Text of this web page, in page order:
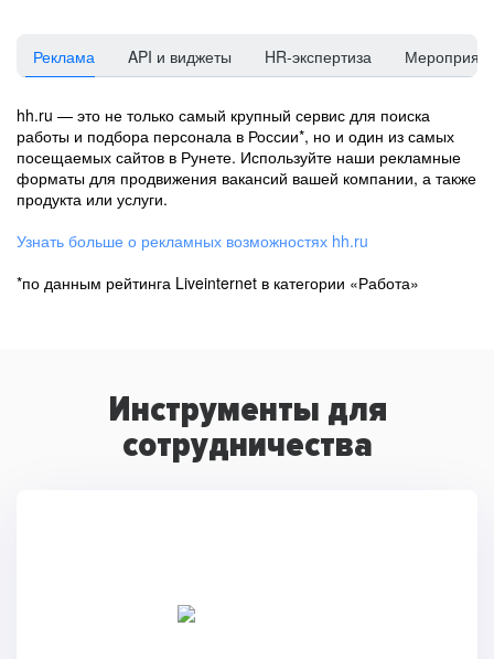
Реклама API и виджеты HR-экспертиза
hh.ru — это не только самый крупный сервис для поиска
работы и подбора персонала в России*, но и один из самых
посещаемых сайтов в Рунете. Используйте наши рекламные
форматы для продвижения вакансий вашей компании, а также
продукта или услуги.
Узнать больше о рекламных возможностях hh.ru
*по данным рейтинга Liveinternet в категории «Работа»
Инструменты для
сотрудничества